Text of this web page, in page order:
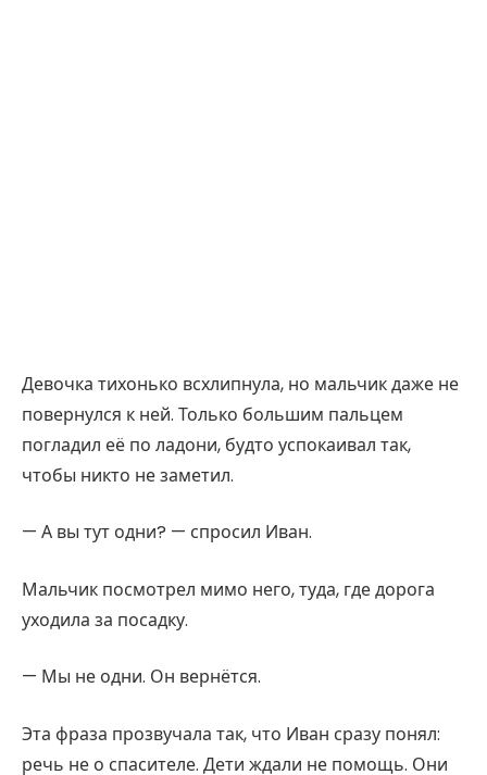
Девочка тихонько всхлипнула, но мальчик даже не
повернулся к ней. Только большим пальцем
погладил её по ладони, будто успокаивал так,
чтобы никто не заметил.
— А вы тут одни? — спросил Иван.
Мальчик посмотрел мимо него, туда, где дорога
уходила за посадку.
— Мы не одни. Он вернётся.
Эта фраза прозвучала так, что Иван сразу понял:
речь не о спасителе. Дети ждали не помощь. Они